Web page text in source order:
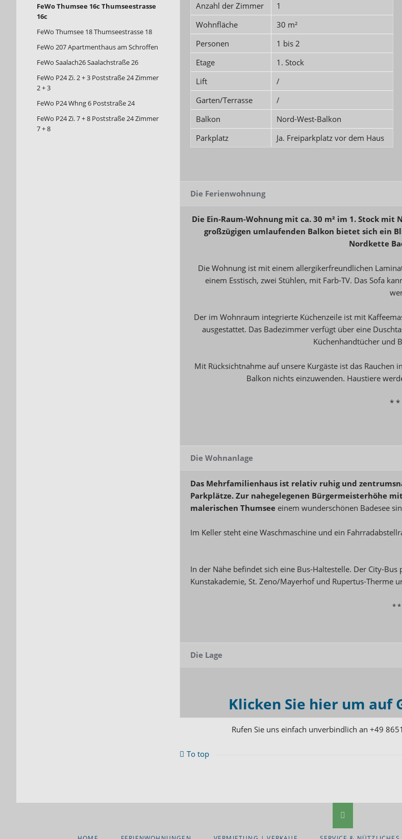
Anzahl der Zimmer
1
Wohnfläche
30 m²
Personen
1 bis 2
Etage
1. Stock
Lift
/
Garten/Terrasse
/
Balkon
Nord-West-Balkon
Parkplatz
Ja. Freiparkplatz vor dem Haus
Die Ferienwohnung
Die Ein-Raum-Wohnung mit ca. 30 m² im 1. Stock
großzügigen umlaufenden Balkon bietet sich ein
Nordkette
Die Wohnung ist mit einem allergikerfreundlichen
einem Esstisch, zwei Stühlen, mit Farb-TV. Das Sofa
Der im Wohnraum integrierte Küchenzeile ist mit
ausgestattet. Das Badezimmer verfügt über eine
Küchenhandtücher und
Mit Rücksichtnahme auf unsere Kurgäste ist das Rauchen
Balkon nichts einzuwenden. Haustiere
* *
Die Wohnanlage
Das Mehrfamilienhaus ist relativ ruhig und
Parkplätze. Zur nahegelegenen Bürgermeisterhöhe
malerischen Thumsee einem wunderschönen Badesee
Im Keller steht eine Waschmaschine und ein
In der Nähe befindet sich eine Bus-Haltestelle. Der City-
Kunstakademie, St. Zeno/Mayerhof und Rupertus-Therme
*
Die Lage
Klicken Sie hier um auf
Rufen Sie uns einfach unverbindlich an +49
To top
FeWo Thumsee 16c Thumseestrasse
16c
FeWo Thumsee 18 Thumseestrasse 18
FeWo 207 Apartmenthaus am Schroffen
FeWo Saalach26 Saalachstraße 26
FeWo P24 Zi. 2 + 3 Poststraße 24 Zimmer
2 + 3
FeWo P24 Whng 6 Poststraße 24
FeWo P24 Zi. 7 + 8 Poststraße 24 Zimmer
7 + 8